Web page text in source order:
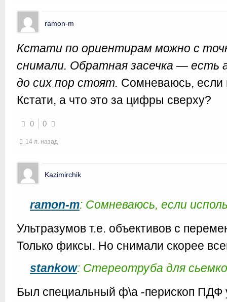
ramon-m
Кстати по ориентирам можно с
снимали. Обратная засечка —
до сих пор стоят. Сомневаюсь, если
Кстати, а что это за цифры сверху?
0 0
14 л. назад
Kazimirchik
ramon-m: Сомневаюсь, если
Ультразумов т.е. объективов с
Только фиксы. Но снимали скорее
stankow: Стереотруба для
Был специальный ф\а -перископ ПДФ